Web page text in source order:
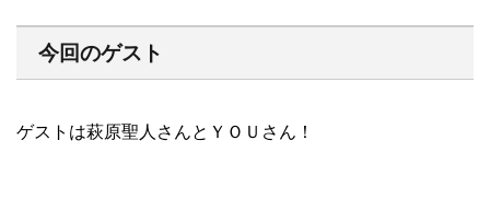
今回のゲスト
ゲストは萩原聖人さんとＹＯＵさん！